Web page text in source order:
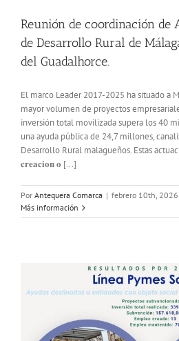
Reunión de coordinación de
de Desarrollo Rural de
del Guadalhorce.
El marco Leader 2017-2025 ha situado a
mayor volumen de proyectos
inversión total movilizada supera los 40
una ayuda pública de 24,7 millones,
Desarrollo Rural malagueños. Estas
𝐜𝐫𝐞𝐚𝐜𝐢𝐨𝐧 𝐨 [...]
Por Antequera Comarca | febrero 10th, 2026
Más información